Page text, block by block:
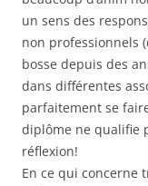
un sens des
non professionnels
bosse depuis des
dans différentes
parfaitement se
diplôme ne qualifie
réflexion!
En ce qui concerne